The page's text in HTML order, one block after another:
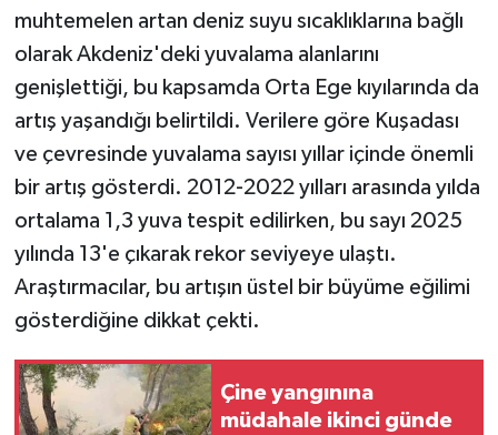
muhtemelen artan deniz suyu sıcaklıklarına bağlı
olarak Akdeniz'deki yuvalama alanlarını
genişlettiği, bu kapsamda Orta Ege kıyılarında da
artış yaşandığı belirtildi. Verilere göre Kuşadası
ve çevresinde yuvalama sayısı yıllar içinde önemli
bir artış gösterdi. 2012-2022 yılları arasında yılda
ortalama 1,3 yuva tespit edilirken, bu sayı 2025
yılında 13'e çıkarak rekor seviyeye ulaştı.
Araştırmacılar, bu artışın üstel bir büyüme eğilimi
gösterdiğine dikkat çekti.
Çine yangınına
müdahale ikinci günde